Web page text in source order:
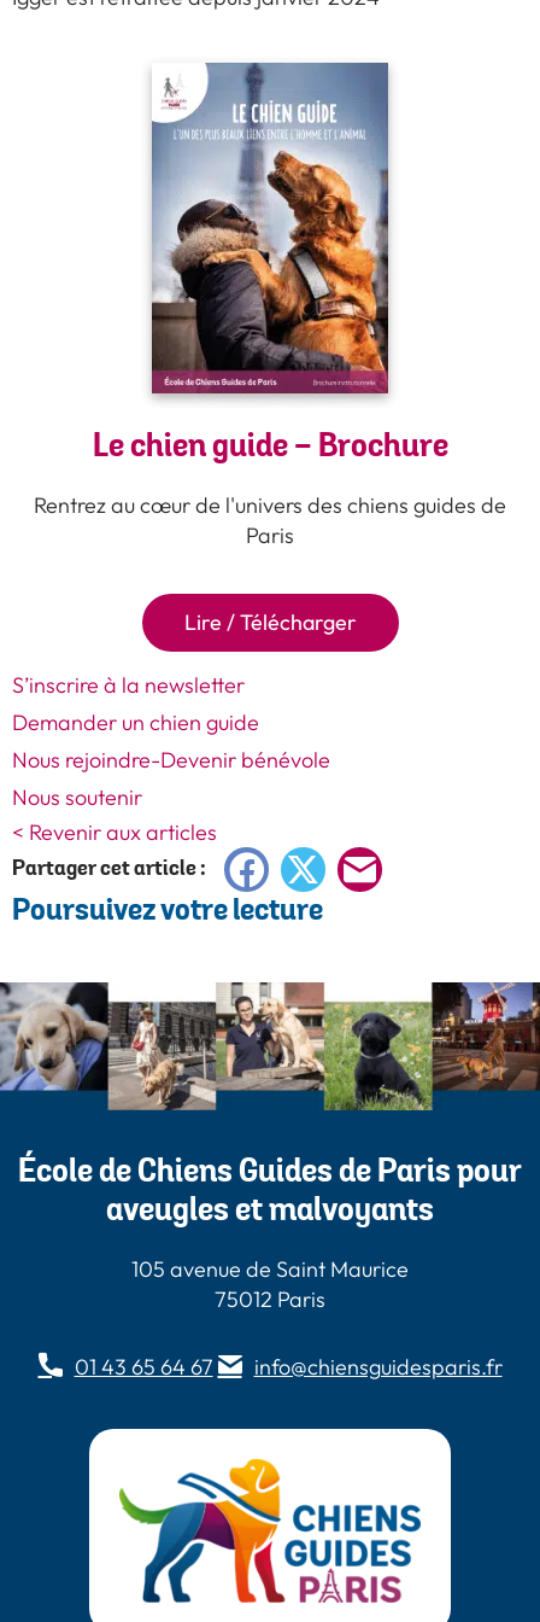
Le chien guide - Brochure
Rentrez au cœur de l'univers des chiens guides de
Paris
Lire / Télécharger
S’inscrire à la newsletter
Demander un chien guide
Nous rejoindre-Devenir bénévole
Nous soutenir
< Revenir aux articles
Partager cet article : Facebook
X
Poursuivez votre lecture
École de Chiens Guides de Paris pour
aveugles et malvoyants
105 avenue de Saint Maurice
75012 Paris
01 43 65 64 67 info@chiensguidesparis.fr